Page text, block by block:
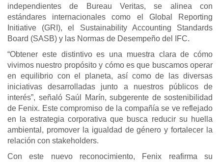
independientes de Bureau Veritas, se alinea con
estándares internacionales como el Global Reporting
Initiative (GRI), el Sustainability Accounting Standards
Board (SASB) y las Normas de Desempeño del IFC.
“Obtener este distintivo es una muestra clara de cómo
vivimos nuestro propósito y cómo es que buscamos operar
en equilibrio con el planeta, así como de las diversas
iniciativas desarrolladas junto a nuestros públicos de
interés”, señaló Saúl Marín, subgerente de sostenibilidad
de Fenix. Este compromiso de la compañía se ve reflejado
en la estrategia corporativa que busca reducir su huella
ambiental, promover la igualdad de género y fortalecer la
relación con stakeholders.
Con este nuevo reconocimiento, Fenix reafirma su